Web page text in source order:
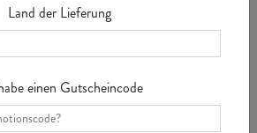
tiefgründig mit kirschroten
und charmante
Brombeerkonfitüre,
die durch elegant geröstete
Land der Lieferung
einen Gutscheincode